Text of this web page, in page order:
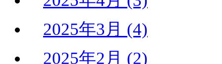
2025年3月 (4)
2025年2月 (2)